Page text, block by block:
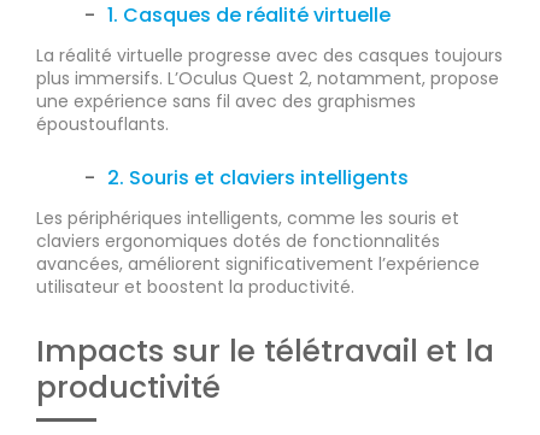
1. Casques de réalité virtuelle
La réalité virtuelle progresse avec des casques toujours
plus immersifs. L’Oculus Quest 2, notamment, propose
une expérience sans fil avec des graphismes
époustouflants.
2. Souris et claviers intelligents
Les périphériques intelligents, comme les souris et
claviers ergonomiques dotés de fonctionnalités
avancées, améliorent significativement l’expérience
utilisateur et boostent la productivité.
Impacts sur le télétravail et la
productivité